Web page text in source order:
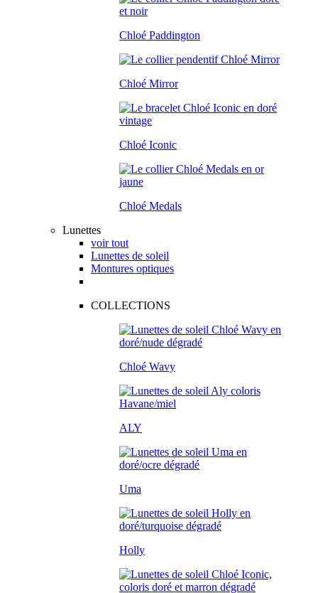
Chloé Paddington
Chloé Mirror
Chloé Iconic
Chloé Medals
Lunettes
voir tout
Lunettes de soleil
Montures optiques
COLLECTIONS
Chloé Wavy
ALY
Uma
Holly